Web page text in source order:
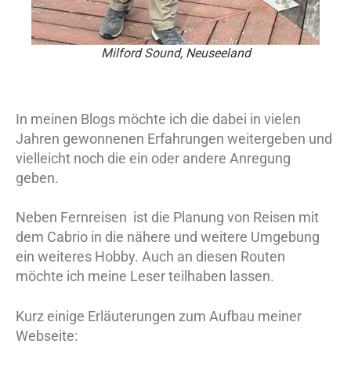
Milford Sound, Neuseeland
In meinen Blogs möchte ich die dabei in vielen
Jahren gewonnenen Erfahrungen weitergeben und
vielleicht noch die ein oder andere Anregung
geben.
Neben Fernreisen ist die Planung von Reisen mit
dem Cabrio in die nähere und weitere Umgebung
ein weiteres Hobby. Auch an diesen Routen
möchte ich meine Leser teilhaben lassen.
Kurz einige Erläuterungen zum Aufbau meiner
Webseite: